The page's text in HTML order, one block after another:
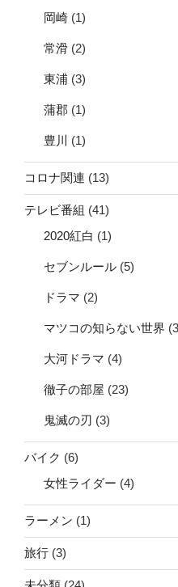
岡崎 (1)
常滑 (2)
東浦 (3)
蒲郡 (1)
豊川 (1)
コロナ関連 (13)
テレビ番組 (41)
2020紅白 (1)
セブンルール (5)
ドラマ (2)
マツコの知らない世界
大河ドラマ (4)
徹子の部屋 (23)
鬼滅の刃 (3)
バイク (6)
女性ライダー (4)
ラーメン (1)
旅行 (3)